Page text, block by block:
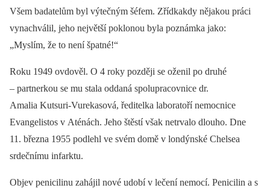
Všem badatelům byl výtečným šéfem. Zřídkakdy nějakou práci
vynachválil, jeho největší poklonou byla poznámka jako:
„Myslím, že to není špatné!“
Roku 1949 ovdověl. O 4 roky později se oženil po druhé
–⁠ partnerkou se mu stala oddaná spolupracovnice dr.
Amalia Kutsuri-Vurekasová, ředitelka laboratoří nemocnice
Evangelistos v Aténách. Jeho štěstí však netrvalo dlouho. Dne
11. března 1955 podlehl ve svém domě v londýnské Chelsea
srdečnímu infarktu.
Objev penicilinu zahájil nové udobí v lečení nemocí. Penicilin a s